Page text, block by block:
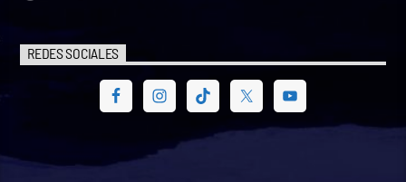
REDES SOCIALES